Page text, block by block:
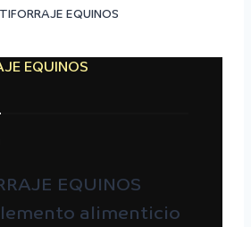
EQUINOS
EQUINOS
EQUINOS
alimenticio